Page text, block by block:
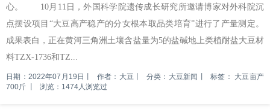
心。 10月11日，外国科学院遗传成长研究所邀请博家对外科院沉
点摆设项目“大豆高产稳产的分女根本取品类培育”进行了产量测定。
成果表白，正在黄河三角洲土壤含盐量为5的盐碱地上类植耐盐大豆材
料TZX-1736和TZ...
日期：2022年07月19日 作者：大豆 分类：大豆新闻 标签： 大豆亩产
700斤
浏览：1474人浏览过